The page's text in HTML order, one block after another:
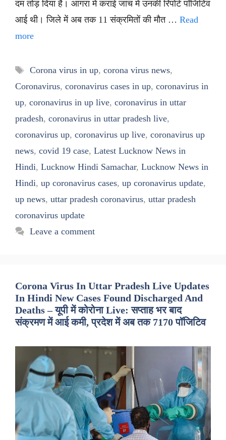
दम तोड़ दिया है। आगरा में कराई जांच में उनकी रिपोर्ट पॉजिटिव
आई थी। जिले में अब तक 11 संक्रमितों की मौत … Read
more
Tags
Corona virus in up, corona virus news,
Coronavirus, coronavirus cases in up, coronavirus in
up, coronavirus in up live, coronavirus in uttar
pradesh, coronavirus in uttar pradesh live,
coronavirus up, coronavirus up live, coronavirus up
news, covid 19 case, Latest Lucknow News in
Hindi, Lucknow Hindi Samachar, Lucknow News in
Hindi, up coronavirus cases, up coronavirus update,
up news, uttar pradesh coronavirus, uttar pradesh
coronavirus update
Leave a comment
Corona Virus In Uttar Pradesh Live Updates
In Hindi New Cases Found Discharged And
Deaths – यूपी में कोरोना Live: सप्ताह भर बाद
संक्रमण में आई कमी, प्रदेश में अब तक 7170 पॉजिटिव